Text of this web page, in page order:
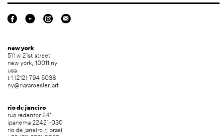
new york
511 w 21st street
new york, 10011 ny
usa
t 1 (212) 794 5038
ny@nararoesler.art
rio de janeiro
rua redentor 241
ipanema 22421-030
rio de janeiro rj brasil